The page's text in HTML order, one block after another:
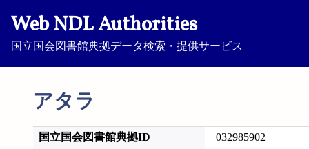
Web NDL Authorities
国立国会図書館典拠データ検索・提供サービス
アタラ
国立国会図書館典拠ID 032985902